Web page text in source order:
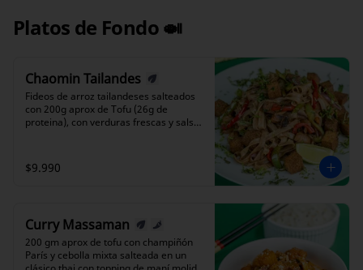
Platos de Fondo 🍛
Chaomin Tailandes
Fideos de arroz tailandeses salteados
con 200g aprox de Tofu (26g de
proteina), con verduras frescas y salsa
$9.990
Curry Massaman
200 gm aprox de tofu con champiñón
París y cebolla mixta salteada en un